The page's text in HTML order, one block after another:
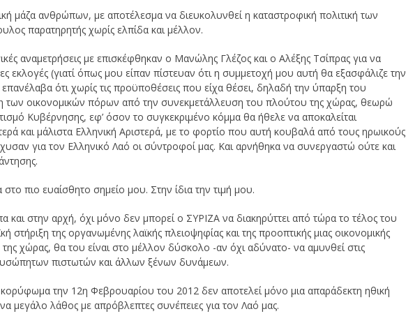
μάζα ανθρώπων, με αποτέλεσμα να διευκολυνθεί η καταστροφική πολιτική των
παρατηρητής χωρίς ελπίδα και μέλλον.
αναμετρήσεις με επισκέφθηκαν ο Μανώλης Γλέζος και ο Αλέξης Τσίπρας για να
εκλογές (γιατί όπως μου είπαν πίστευαν ότι η συμμετοχή μου αυτή θα εξασφάλιζε την
ότι χωρίς τις προϋποθέσεις που είχα θέσει, δηλαδή την ύπαρξη του
των οικονομικών πόρων από την συνεκμετάλλευση του πλούτου της χώρας, θεωρώ
Κυβέρνησης, εφ’ όσον το συγκεκριμένο κόμμα θα ήθελε να αποκαλείται
και μάλιστα Ελληνική Αριστερά, με το φορτίο που αυτή κουβαλά από τους ηρωικούς
για τον Ελληνικό Λαό οι σύντροφοί μας. Και αρνήθηκα να συνεργαστώ ούτε και
πιο ευαίσθητο σημείο μου. Στην ίδια την τιμή μου.
και στην αρχή, όχι μόνο δεν μπορεί ο ΣΥΡΙΖΑ να διακηρύττει από τώρα το τέλος του
στήριξη της οργανωμένης λαϊκής πλειοψηφίας και της προοπτικής μιας οικονομικής
χώρας, θα του είναι στο μέλλον δύσκολο -αν όχι αδύνατο- να αμυνθεί στις
πιστωτών και άλλων ξένων δυνάμεων.
κορύφωμα την 12η Φεβρουαρίου του 2012 δεν αποτελεί μόνο μια απαράδεκτη ηθική
μεγάλο λάθος με απρόβλεπτες συνέπειες για τον Λαό μας.